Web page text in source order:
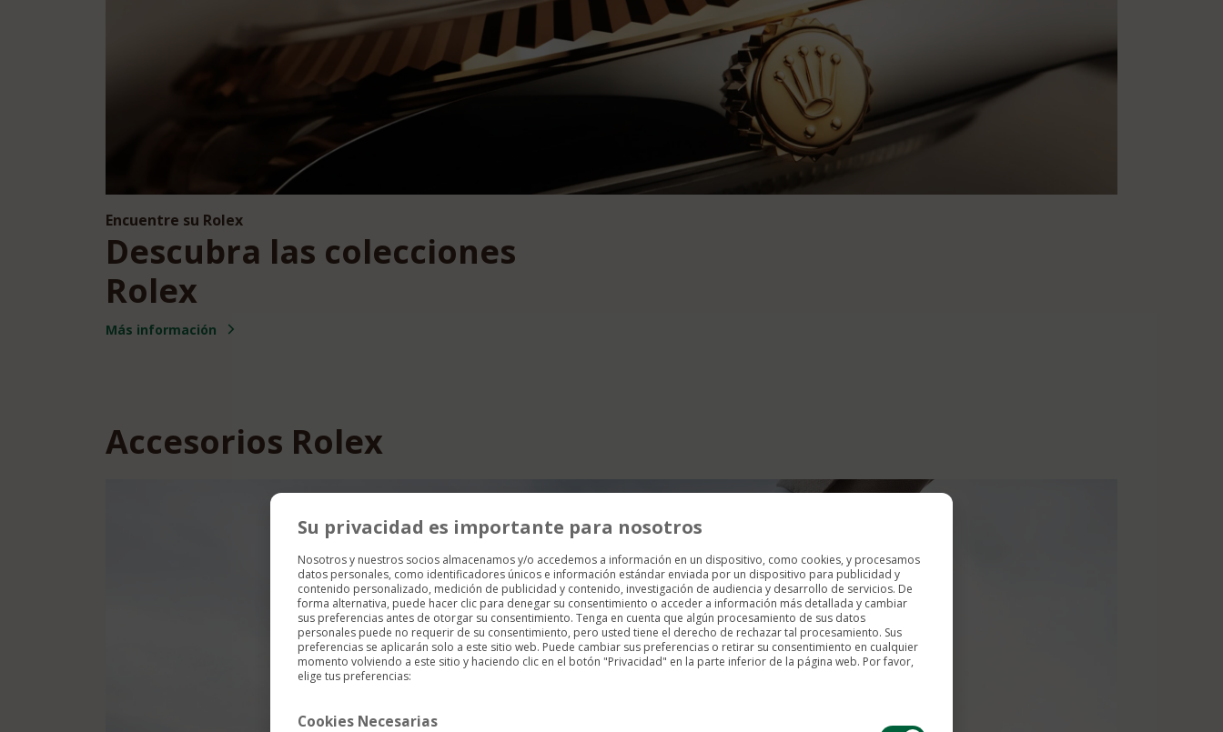
Encuentre su Rolex
Descubra las colecciones
Rolex
Más información
Accesorios Rolex
Su privacidad es importante para nosotros
Nosotros y nuestros socios almacenamos y/o accedemos a información en un dispositivo, como cookies, y procesamos
datos personales, como identificadores únicos e información estándar enviada por un dispositivo para publicidad y
contenido personalizado, medición de publicidad y contenido, investigación de audiencia y desarrollo de servicios. De
forma alternativa, puede hacer clic para denegar su consentimiento o acceder a información más detallada y cambiar
sus preferencias antes de otorgar su consentimiento. Tenga en cuenta que algún procesamiento de sus datos
personales puede no requerir de su consentimiento, pero usted tiene el derecho de rechazar tal procesamiento. Sus
preferencias se aplicarán solo a este sitio web. Puede cambiar sus preferencias o retirar su consentimiento en cualquier
momento volviendo a este sitio y haciendo clic en el botón "Privacidad" en la parte inferior de la página web. Por favor,
elige tus preferencias:
Cookies Necesarias